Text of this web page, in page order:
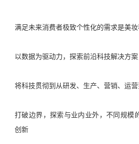
满足未来消费者极致个性化的需求是美
以数据为驱动力，探索前沿科技解决方
将科技贯彻到从研发、生产、营销、运
打破边界，探索与业内业外，不同规模
创新